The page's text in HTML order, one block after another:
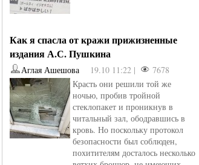
Как я спасла от кражи прижизненные
издания А.С. Пушкина
Аглая Ашешова 19.10 11:22 |
7678
Красть они решили той же
ночью, пробив тройной
стеклопакет и проникнув в
читальный зал, ободравшись в
кровь. Но поскольку протокол
безопасности был соблюден,
похитителям досталось несколько